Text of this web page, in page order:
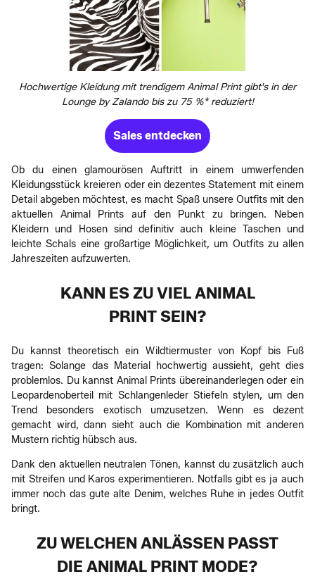
Hochwertige Kleidung mit trendigem Animal Print gibt's in der
Lounge by Zalando bis zu 75 %* reduziert!
Sales entdecken
Ob du einen glamourösen Auftritt in einem umwerfenden
Kleidungsstück kreieren oder ein dezentes Statement mit einem
Detail abgeben möchtest, es macht Spaß unsere Outfits mit den
aktuellen Animal Prints auf den Punkt zu bringen. Neben
Kleidern und Hosen sind definitiv auch kleine Taschen und
leichte Schals eine großartige Möglichkeit, um Outfits zu allen
Jahreszeiten aufzuwerten.
KANN ES ZU VIEL ANIMAL
PRINT SEIN?
Du kannst theoretisch ein Wildtiermuster von Kopf bis Fuß
tragen: Solange das Material hochwertig aussieht, geht dies
problemlos. Du kannst Animal Prints übereinanderlegen oder ein
Leopardenoberteil mit Schlangenleder Stiefeln stylen, um den
Trend besonders exotisch umzusetzen. Wenn es dezent
gemacht wird, dann sieht auch die Kombination mit anderen
Mustern richtig hübsch aus.
Dank den aktuellen neutralen Tönen, kannst du zusätzlich auch
mit Streifen und Karos experimentieren. Notfalls gibt es ja auch
immer noch das gute alte Denim, welches Ruhe in jedes Outfit
bringt.
ZU WELCHEN ANLÄSSEN PASST
DIE ANIMAL PRINT MODE?